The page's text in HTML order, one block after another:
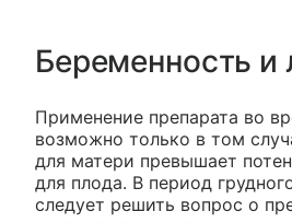
Беременность и
Применение препарата во
возможно только в том
для матери превышает
для плода. В период
следует решить вопрос о